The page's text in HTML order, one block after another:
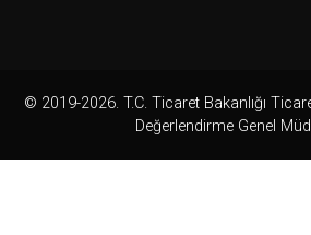
© 2019-2026. T.C. Ticaret Bakanlığı
Değerlendirme Genel